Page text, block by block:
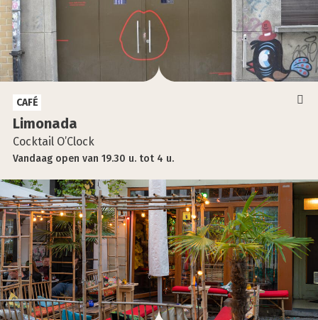
Limo­na­da
Cocktail O’Clock
CAFÉ
Vandaag open van 19.30 u. tot 4 u.